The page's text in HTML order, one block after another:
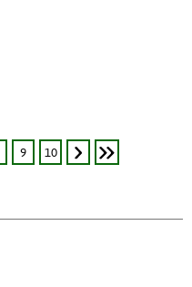
9 10